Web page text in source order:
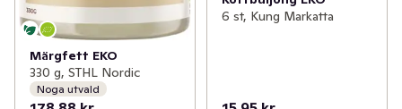
Märgfett EKO
330 g, STHL Nordic
Noga utvald
6 st, Kung Markatta